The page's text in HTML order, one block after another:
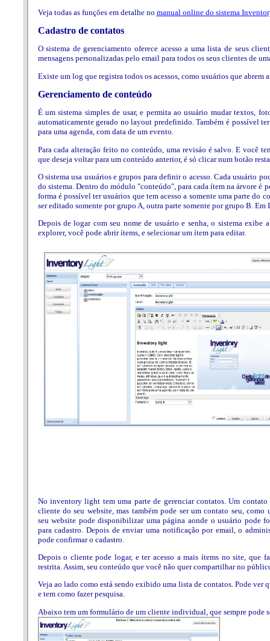
Veja todas as funções em detalhe no manual online do sistema
Cadastro de contatos
O sistema de gerenciamento oferece acesso a uma lista de seus
mensagens personalizadas pelo email para todos os seus clientes de
Existe um log que registra todos os acessos, como usuários que
Gerenciamento de conteúdo
É um sistema simples de usar, e permita ao usuário mudar textos,
automaticamente gerado no layout predefinido. Também é possível
para uma agenda, com data de um evento.
Para cada alteração feito no conteúdo, uma revisáo é salvo. E você
que deseja voltar para um conteúdo anterior, é só clicar num botão
O sistema usa usuários e grupos para definir o acesso. Cada usuário
do sistema. Dentro do módulo "conteúdo", para cada ítem na árvore é
forma é possível ter usuários que tem acesso a somente uma parte
ser editado somente por grupo A, outra parte somente por grupo B.
Depois de logar com seu nome de usuário e senha, o sistema
explorer, você pode abrir ítems, e selecionar um ítem para editar.
No inventory light tem uma parte de gerenciar contatos. Um
cliente do seu website, mas também pode ser um contato seu, como
seu website pode disponibilizar uma página aonde o usuário pode
para cadastro. Depois de enviar uma notificação por email, o
pode confirmar o cadastro.
Depois o cliente pode logar, e ter acesso a mais ítems no site, que
restrita. Assim, seu conteúdo que você não quer compartilhar no
Veja ao lado como está sendo exibido uma lista de contatos. Pode ver
e tem como fazer pesquisa.
Abaixo tem um formulário de um cliente individual, que sempre pode